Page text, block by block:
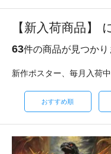
【新入荷商品】
63件の商品が見つかり
新作ポスター、毎月入荷中
おすすめ順